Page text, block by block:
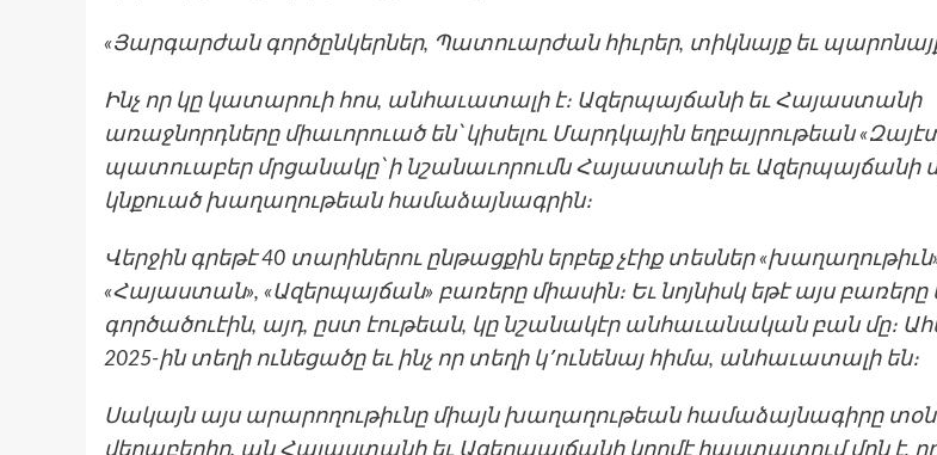
«Յարգարժան գործընկերներ, Պատուարժան հիւրեր, տիկնայք եւ
Ինչ որ կը կատարուի հոս, անհաւատալի է։ Ազերպայճանի եւ Հայաստանի
առաջնորդները միաւորուած են՝ կիսելու Մարդկային եղբայրութեան
պատուաբեր մրցանակը՝ ի նշանաւորումն Հայաստանի եւ Ազերպայճանի
կնքուած խաղաղութեան համաձայնագրին։
Վերջին գրեթէ 40 տարիներու ընթացքին երբեք չէիք տեսներ
«Հայաստան», «Ազերպայճան» բառերը միասին։ Եւ նոյնիսկ եթէ այս բառերը
գործածուէին, այդ, ըստ էութեան, կը նշանակէր անհաւանական բան մը։ Ահա
2025-ին տեղի ունեցածը եւ ինչ որ տեղի կ՚ունենայ հիմա, անհաւատալի են։
Սակայն այս արարողութիւնը միայն խաղաղութեան համաձայնագիրը
վերաբերիր. ան Հայաստանի եւ Ազերպայճանի կողմէ հաստատում մըն է,